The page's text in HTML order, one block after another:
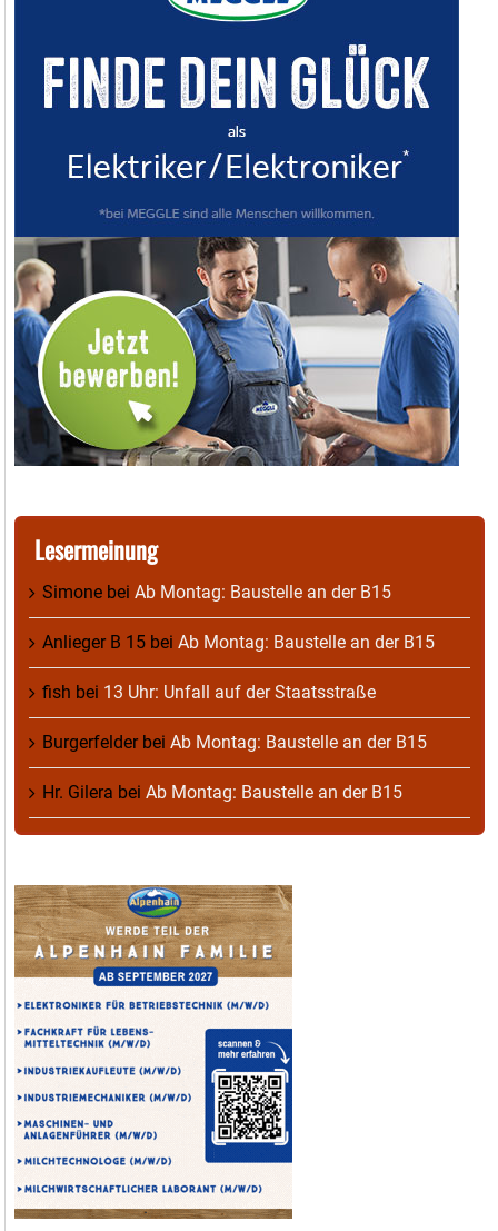
Lesermeinung
Simone bei Ab Montag: Baustelle an der B15
Anlieger B 15 bei Ab Montag: Baustelle an der B15
fish bei 13 Uhr: Unfall auf der Staatsstraße
Burgerfelderbei Ab Montag: Baustelle an der B15
Hr. Gilera bei Ab Montag: Baustelle an der B15